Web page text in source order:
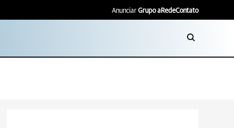
Anunciar Grupo aRedeContato